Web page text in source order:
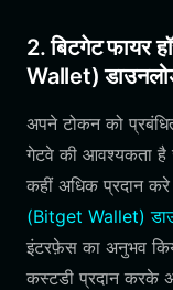
2. बिटगेट फायर
Wallet)
अपने टोकन को
गेटवे की आवश्यकता
कहीं अधिक प्रदान
(Bitget Wallet)
इंटरफ़ेस का अनुभव
कस्टडी प्रदान करके